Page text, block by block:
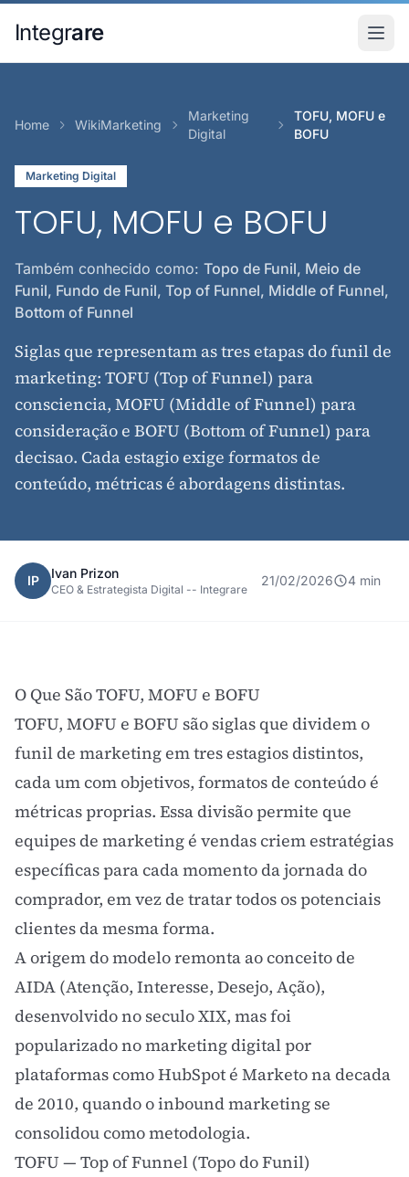
Integrare
Home WikiMarketing
Marketing
Digital
TOFU, MOFU e
BOFU
Marketing Digital
TOFU, MOFU e BOFU
Também conhecido como: Topo de Funil, Meio de
Funil, Fundo de Funil, Top of Funnel, Middle of Funnel,
Bottom of Funnel
Siglas que representam as tres etapas do funil de
marketing: TOFU (Top of Funnel) para
consciencia, MOFU (Middle of Funnel) para
consideração e BOFU (Bottom of Funnel) para
decisao. Cada estagio exige formatos de
conteúdo, métricas é abordagens distintas.
IP Ivan Prizon
CEO & Estrategista Digital -- Integrare
21/02/2026 4 min
O Que São TOFU, MOFU e BOFU
TOFU, MOFU e BOFU são siglas que dividem o
funil de marketingem tres estagios distintos,
cada um com objetivos, formatos de conteúdo é
métricas proprias. Essa divisão permite que
equipes de marketing é vendas criem estratégias
específicas para cada momento da jornada do
comprador, em vez de tratar todos os potenciais
clientes da mesma forma.
A origem do modelo remonta ao conceito de
AIDA (Atenção, Interesse, Desejo, Ação),
desenvolvido no seculo XIX, mas foi
popularizado nomarketing digitalpor
plataformas como HubSpot é Marketo na decada
de 2010, quando oinbound marketing se
consolidou como metodologia.
TOFU — Top of Funnel (Topo do Funil)